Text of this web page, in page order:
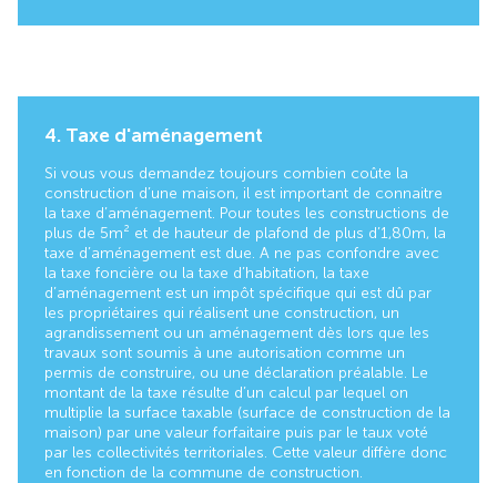
4. Taxe d'aménagement
Si vous vous demandez toujours combien coûte la
construction d’une maison, il est important de connaitre
la taxe d’aménagement. Pour toutes les constructions de
plus de 5 m² et de hauteur de plafond de plus d’1,80 m, la
taxe d’aménagement est due. A ne pas confondre avec
la taxe foncière ou la taxe d’habitation, la taxe
d’aménagement est un impôt spécifique qui est dû par
les propriétaires qui réalisent une construction, un
agrandissement ou un aménagement dès lors que les
travaux sont soumis à une autorisation comme un
permis de construire, ou une déclaration préalable. Le
montant de la taxe résulte d’un calcul par lequel on
multiplie la surface taxable (surface de construction de la
maison) par une valeur forfaitaire puis par le taux voté
par les collectivités territoriales. Cette valeur diffère donc
en fonction de la commune de construction.